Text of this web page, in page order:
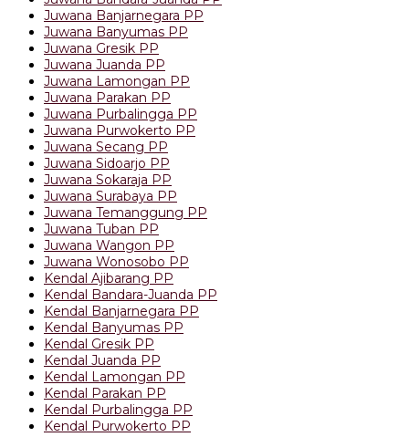
Juwana Banjarnegara PP
Juwana Banyumas PP
Juwana Gresik PP
Juwana Juanda PP
Juwana Lamongan PP
Juwana Parakan PP
Juwana Purbalingga PP
Juwana Purwokerto PP
Juwana Secang PP
Juwana Sidoarjo PP
Juwana Sokaraja PP
Juwana Surabaya PP
Juwana Temanggung PP
Juwana Tuban PP
Juwana Wangon PP
Juwana Wonosobo PP
Kendal Ajibarang PP
Kendal Bandara-Juanda PP
Kendal Banjarnegara PP
Kendal Banyumas PP
Kendal Gresik PP
Kendal Juanda PP
Kendal Lamongan PP
Kendal Parakan PP
Kendal Purbalingga PP
Kendal Purwokerto PP